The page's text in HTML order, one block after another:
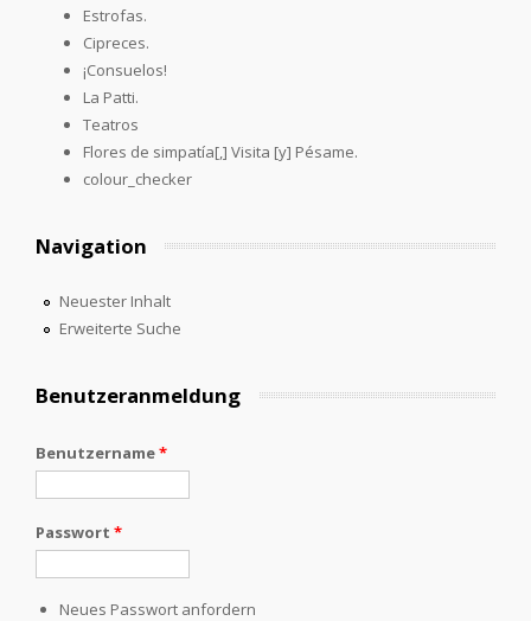
Estrofas.
Cipreces.
¡Consuelos!
La Patti.
Teatros
Flores de simpatía[,] Visita [y] Pésame.
colour_checker
Navigation
Neuester Inhalt
Erweiterte Suche
Benutzeranmeldung
Benutzername*
Passwort *
Neues Passwort anfordern